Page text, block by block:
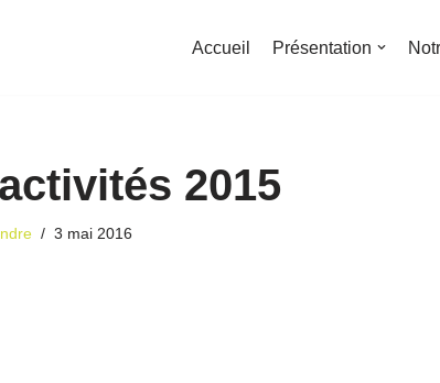
Accueil Présentation
2015
3 mai 2016